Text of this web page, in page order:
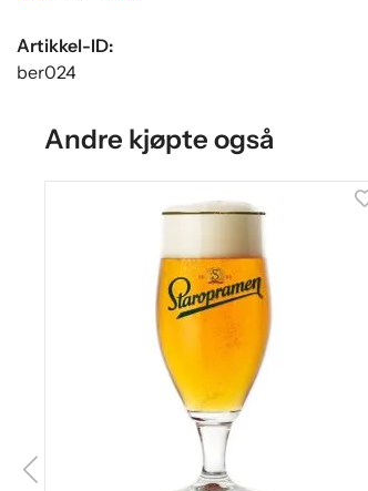
Artikkel-ID:
ber024
Andre kjøpte også